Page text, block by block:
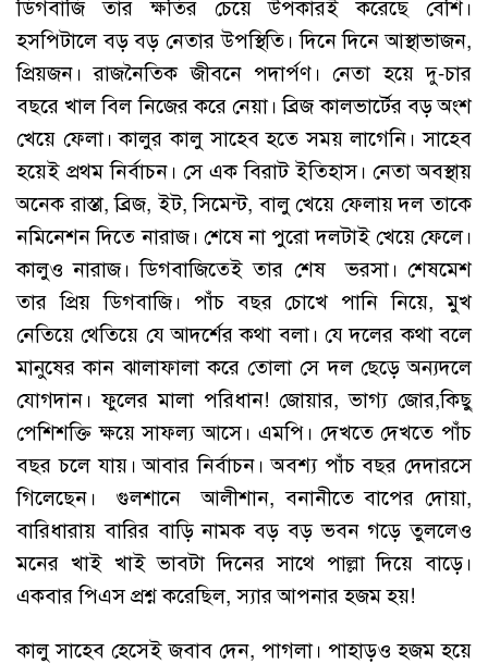
ডিগবাজি তার ক্ষতির চেয়ে উপকারই করেছে বেশি।
হসপিটালে বড় বড় নেতার উপস্থিতি। দিনে দিনে আস্থাভাজন,
প্রিয়জন। রাজনৈতিক জীবনে পদার্পণ। নেতা হয়ে দু-চার
বছরে খাল বিল নিজের করে নেয়া। ব্রিজ কালভার্টের বড় অংশ
খেয়ে ফেলা। কালুর কালু সাহেব হতে সময় লাগেনি। সাহেব
হয়েই প্রথম নির্বাচন। সে এক বিরাট ইতিহাস। নেতা অবস্থায়
অনেক রাস্তা, ব্রিজ, ইট, সিমেন্ট, বালু খেয়ে ফেলায় দল তাকে
নমিনেশন দিতে নারাজ। শেষে না পুরো দলটাই খেয়ে ফেলে।
কালুও নারাজ। ডিগবাজিতেই তার শেষ ভরসা। শেষমেশ
তার প্রিয় ডিগবাজি। পাঁচ বছর চোখে পানি নিয়ে, মুখ
নেতিয়ে থেতিয়ে যে আদর্শের কথা বলা। যে দলের কথা বলে
মানুষের কান ঝালাফালা করে তোলা সে দল ছেড়ে অন্যদলে
যোগদান। ফুলের মালা পরিধান! জোয়ার, ভাগ্য জোর,কিছু
পেশিশক্তি ক্ষয়ে সাফল্য আসে। এমপি। দেখতে দেখতে পাঁচ
বছর চলে যায়। আবার নির্বাচন। অবশ্য পাঁচ বছর দেদারসে
গিলেছেন। গুলশানে আলীশান, বনানীতে বাপের দোয়া,
বারিধারায় বারির বাড়ি নামক বড় বড় ভবন গড়ে তুললেও
মনের খাই খাই ভাবটা দিনের সাথে পাল্লা দিয়ে বাড়ে।
একবার পিএস প্রশ্ন করেছিল, স্যার আপনার হজম হয়!
কালু সাহেব হেসেই জবাব দেন, পাগলা। পাহাড়ও হজম হয়ে